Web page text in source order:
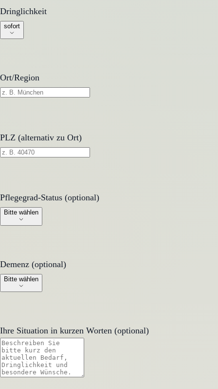
Dringlichkeit
Dringlichkeit
sofort
Ort/Region
PLZ (alternativ zu Ort)
Pflegegrad-Status (optional)
Pflegegrad-Status (optional)
Bitte wählen
Demenz (optional)
Demenz (optional)
Bitte wählen
Ihre Situation in kurzen Worten (optional)